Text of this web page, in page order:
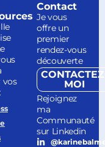
vos
Contact
Je vous
offre un
premier
rendez-vous
découverte
MOI
Rejoignez
ma
Communauté
sur Linkedin